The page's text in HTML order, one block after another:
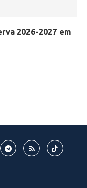
2026-2027 em